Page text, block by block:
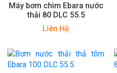
Máy bơm chìm Ebara nước
thải 80 DLC 55.5
Liên Hệ